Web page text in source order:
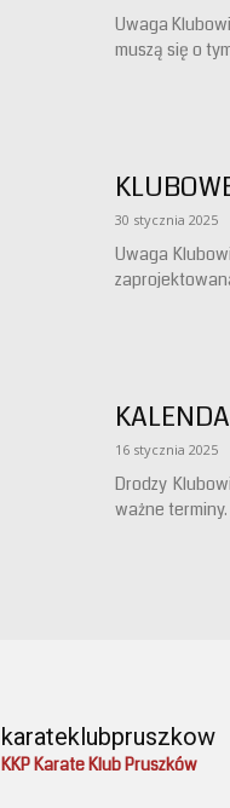
Uwaga
muszą się o
30 stycznia 2025
Uwaga
16 stycznia 2025
Drodzy
ważne
karateklubpruszkow
KKP Karate Klub Pruszków